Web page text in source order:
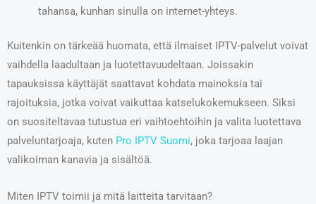
tahansa, kunhan sinulla on internet-yhteys.
Kuitenkin on tärkeää huomata, että ilmaiset IPTV-palvelut voivat
vaihdella laadultaan ja luotettavuudeltaan. Joissakin
tapauksissa käyttäjät saattavat kohdata mainoksia tai
rajoituksia, jotka voivat vaikuttaa katselukokemukseen. Siksi
on suositeltavaa tutustua eri vaihtoehtoihin ja valita luotettava
palveluntarjoaja, kuten Pro IPTV Suomi, joka tarjoaa laajan
valikoiman kanavia ja sisältöä.
Miten IPTV toimii ja mitä laitteita tarvitaan?